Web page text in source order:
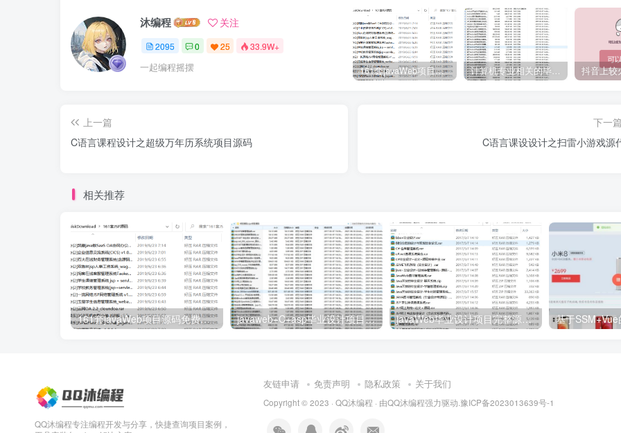
沐编程 关注
2095 0 25 33.9W+
一起编程摇摆 161套javaWeb项目源码免费分享 计算机专业相关的毕业设计论文合集免费下载
上一篇
C语言课程设计之超级万年历系统项目源码
下一
C语言课设设计之扫雷小游戏源
相关推荐
161套javaWeb项目源码免费分享 javaweb+C+asp毕业设计项目合集免费下载 javaWeb毕业设计项目完整源码附带论文合集免费下载
QQ沐编程专注编程开发与分享，快捷查询项目案例，
友链申请 免责声明 隐私政策 关于我们
Copyright © 2023 · QQ沐编程 · 由QQ沐编程强力驱动. 豫ICP备2023013639号-1